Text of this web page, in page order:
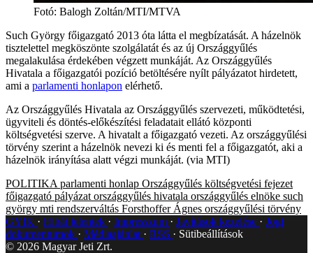
Fotó: Balogh Zoltán/MTI/MTVA
Such György főigazgató 2013 óta látta el megbízatását. A házelnök
tisztelettel megköszönte szolgálatát és az új Országgyűlés
megalakulása érdekében végzett munkáját. Az Országgyűlés
Hivatala a főigazgatói pozíció betöltésére nyílt pályázatot hirdetett,
ami a parlamenti honlapon elérhető.
Az Országgyűlés Hivatala az Országgyűlés szervezeti, működtetési,
ügyviteli és döntés-előkészítési feladatait ellátó központi
költségvetési szerve. A hivatalt a főigazgató vezeti. Az országgyűlési
törvény szerint a házelnök nevezi ki és menti fel a főigazgatót, aki a
házelnök irányítása alatt végzi munkáját. (via MTI)
POLITIKA parlamenti honlap Országgyűlés költségvetési fejezet
főigazgató pályázat országgyűlés hivatala országgyűlés elnöke such
györgy mti rendszerváltás Forsthoffer Ágnes országgyűlési törvény
GYIK
Hibát jelentek Impresszum Javítások kezelése
Jogi
dokumentumok
Médiaajánlat RSS
Sütibeállítások
© 2026 Magyar Jeti Zrt.